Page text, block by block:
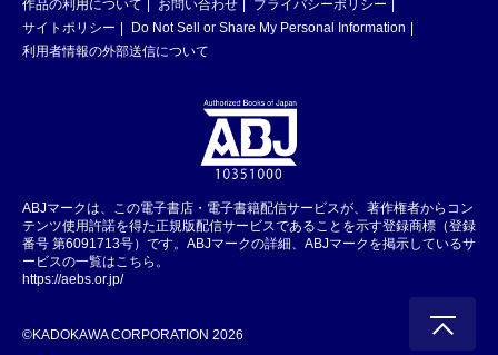
作品の利用について
お問い合わせ
プライバシーポリシー
サイトポリシー
Do Not Sell or Share My Personal Information
利用者情報の外部送信について
ABJマークは、この電子書店・電子書籍配信サービスが、著作権者からコン
テンツ使用許諾を得た正規版配信サービスであることを示す登録商標（登録
番号 第6091713号）です。ABJマークの詳細、ABJマークを掲示しているサ
ービスの一覧はこちら。
https://aebs.or.jp/
©KADOKAWA CORPORATION 2026